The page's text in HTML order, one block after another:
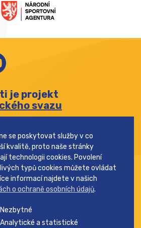
je projekt
svazu
se poskytovat služby v co
kvalitě, proto naše stránky
technologii cookies. Povolení
typů cookies můžete ovládat
informací najdete v našich
o ochraně osobních údajů.
Nezbytné
a statistické
Analytické a statistické